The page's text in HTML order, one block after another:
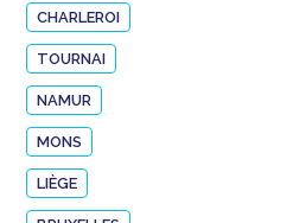
CHARLEROI
TOURNAI
NAMUR
MONS
LIÈGE